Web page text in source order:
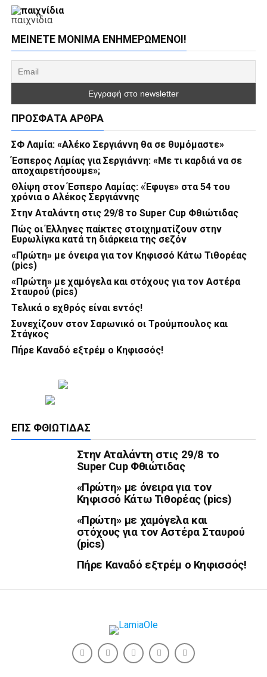
παιχνίδια
ΜΕΊΝΕΤΕ ΜΌΝΙΜΑ ΕΝΗΜΕΡΏΜΕΝΟΙ!
ΠΡΌΣΦΑΤΑ ΆΡΘΡΑ
ΣΦ Λαμία: «Αλέκο Σεργιάννη θα σε θυμόμαστε»
Έσπερος Λαμίας για Σεργιάννη: «Με τι καρδιά να σε
αποχαιρετήσουμε»;
Θλίψη στον Έσπερο Λαμίας: «Έφυγε» στα 54 του
χρόνια ο Αλέκος Σεργιάννης
Στην Αταλάντη στις 29/8 το Super Cup Φθιώτιδας
Πώς οι Έλληνες παίκτες στοιχηματίζουν στην
Ευρωλίγκα κατά τη διάρκεια της σεζόν
«Πρώτη» με όνειρα για τον Κηφισσό Κάτω Τιθορέας
(pics)
«Πρώτη» με χαμόγελα και στόχους για τον Αστέρα
Σταυρού (pics)
Τελικά ο εχθρός είναι εντός!
Συνεχίζουν στον Σαρωνικό οι Τρούμπουλος και
Στάγκος
Πήρε Καναδό εξτρέμ ο Κηφισσός!
ΕΠΣ ΦΘΙΏΤΙΔΑΣ
Στην Αταλάντη στις 29/8 το
Super Cup Φθιώτιδας
«Πρώτη» με όνειρα για τον
Κηφισσό Κάτω Τιθορέας (pics)
«Πρώτη» με χαμόγελα και
στόχους για τον Αστέρα Σταυρού
(pics)
Πήρε Καναδό εξτρέμ ο Κηφισσός!